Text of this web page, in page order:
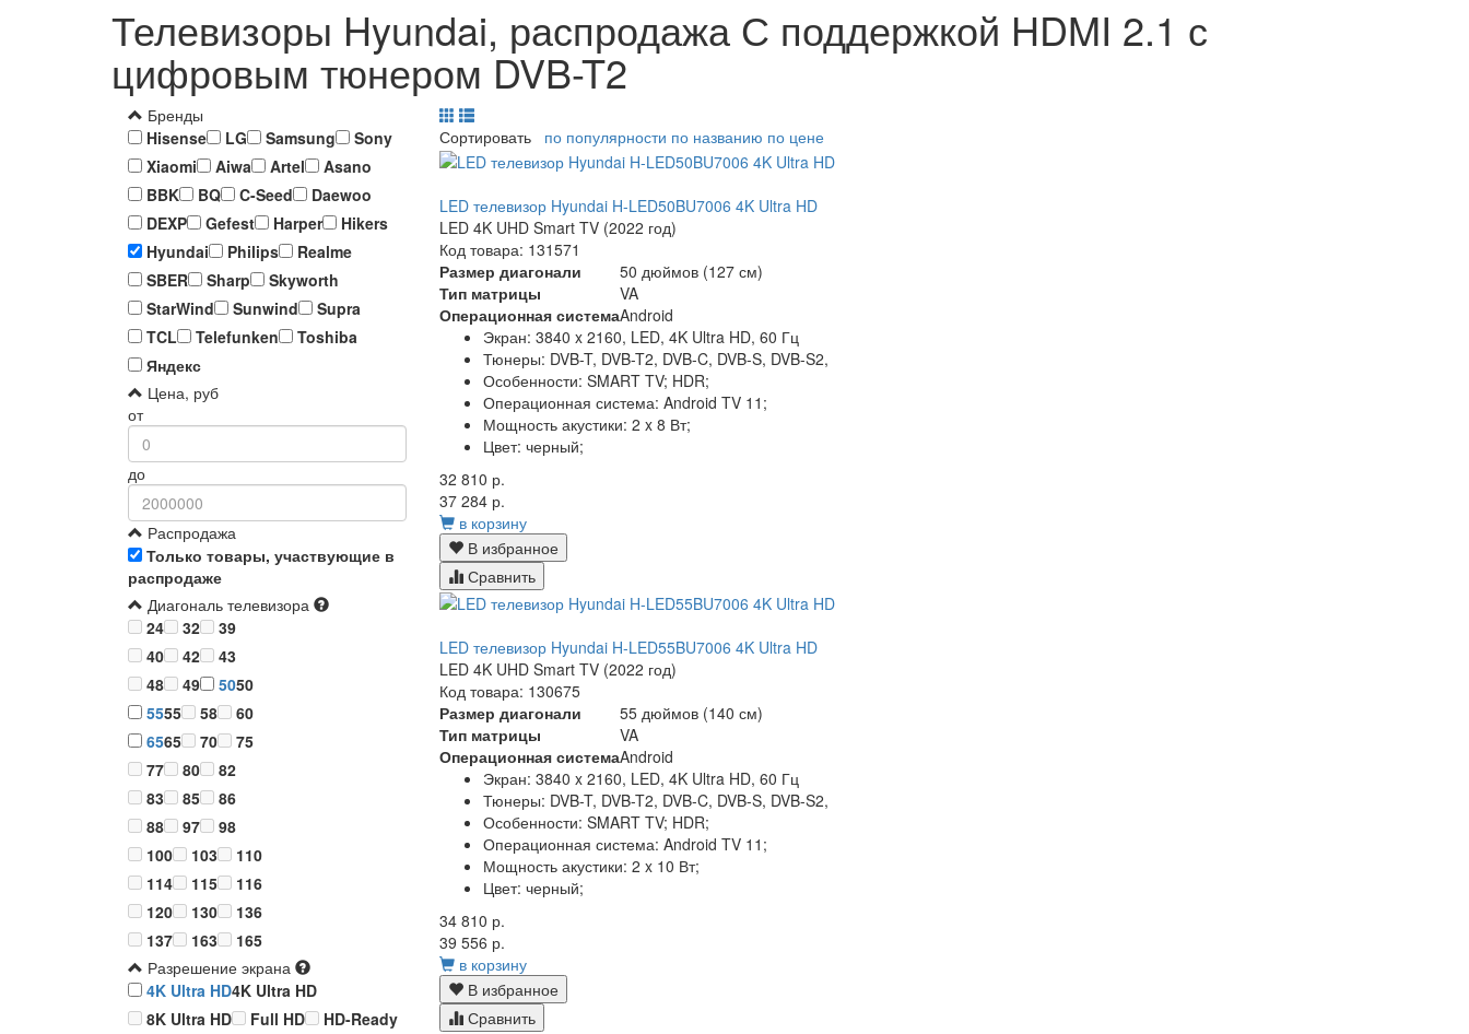
Телевизоры Hyundai, распродажа С поддержкой HDMI 2.1 с
цифровым тюнером DVB-T2
Бренды
Hisense
LG Samsung
Sony
Xiaomi
Aiwa Artel
Asano
BBK
BQ C-Seed
Daewoo
DEXP
Gefest Harper
Hikers
Hyundai
Philips
Realme
SBER
Sharp
Skyworth
StarWind
Sunwind
Supra
TCL
Telefunken
Toshiba
Яндекс
Цена, руб
от
до
Распродажа
Только товары, участвующие в
распродаже
Диагональ телевизора
24
32
39
40
42
43
48
49 5050
5555 58
60
6565 70
75
77
80
82
83
85
86
88
97
98
100
103
110
114
115
116
120
130
136
137
163
165
Разрешение экрана
4K Ultra HD4K Ultra HD
8K Ultra HD
Full HD
HD-Ready
Сортировать по популярности по названию по цене
LED телевизор Hyundai H-LED50BU7006 4K Ultra HD
LED 4K UHD Smart TV (2022 год)
Код товара: 131571
Размер диагонали
50 дюймов (127 см)
Тип матрицы
VA
Операционная системаAndroid
Экран: 3840 x 2160, LED, 4K Ultra HD, 60 Гц
Тюнеры: DVB-T, DVB-T2, DVB-C, DVB-S, DVB-S2,
Особенности: SMART TV; HDR;
Операционная система: Android TV 11;
Мощность акустики: 2 x 8 Вт;
Цвет: черный;
32 810 р.
37 284 р.
в корзину
В избранное
Сравнить
LED телевизор Hyundai H-LED55BU7006 4K Ultra HD
LED 4K UHD Smart TV (2022 год)
Код товара: 130675
Размер диагонали
55 дюймов (140 см)
Тип матрицы
VA
Операционная системаAndroid
Экран: 3840 x 2160, LED, 4K Ultra HD, 60 Гц
Тюнеры: DVB-T, DVB-T2, DVB-C, DVB-S, DVB-S2,
Особенности: SMART TV; HDR;
Операционная система: Android TV 11;
Мощность акустики: 2 x 10 Вт;
Цвет: черный;
34 810 р.
39 556 р.
в корзину
В избранное
Сравнить